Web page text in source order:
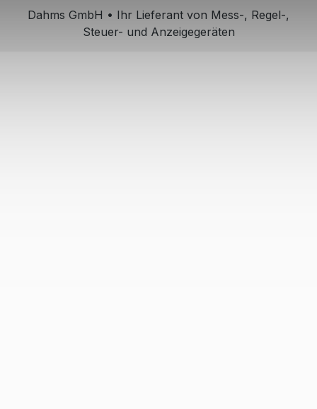
Dahms GmbH • Ihr Lieferant von Mess-, Regel-,
Steuer- und Anzeigegeräten